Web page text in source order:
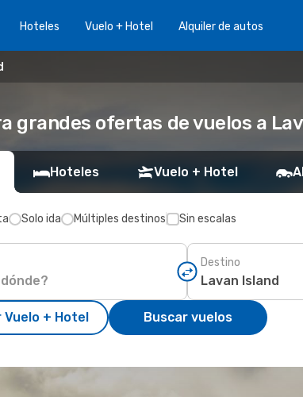
Hoteles Vuelo + Hotel Alquiler de autos
grandes ofertas de vuelos a
Hoteles Vuelo + Hotel
Solo ida Múltiples destinos Sin escalas
Destino
Vuelo + Hotel Buscar vuelos